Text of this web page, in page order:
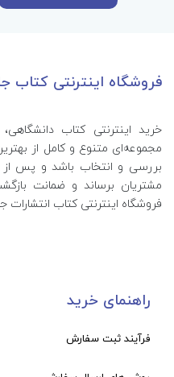
فروشگاه اینترنتی کتاب
خرید اینترنتی کتاب‌
مجموعه‌ای متنوع و کامل از
بررسی و انتخاب باشد و پس
مشتریان برساند و ضمانت
فروشگاه اینترنتی کتاب
راهنمای خرید
فرآیند ثبت سفارش